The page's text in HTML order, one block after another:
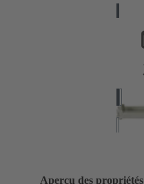
Aperçu des propriétés